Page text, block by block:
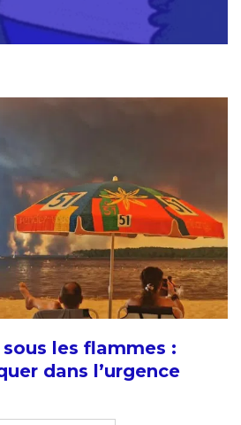
les flammes :
dans l’urgence